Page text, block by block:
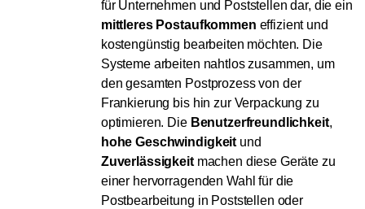
für Unternehmen und Poststellen dar, die ein
mittleres Postaufkommen effizient und
kostengünstig bearbeiten möchten. Die
Systeme arbeiten nahtlos zusammen, um
den gesamten Postprozess von der
Frankierung bis hin zur Verpackung zu
optimieren. Die Benutzerfreundlichkeit,
hohe Geschwindigkeit und
Zuverlässigkeitmachen diese Geräte zu
einer hervorragenden Wahl für die
Postbearbeitung in Poststellen oder